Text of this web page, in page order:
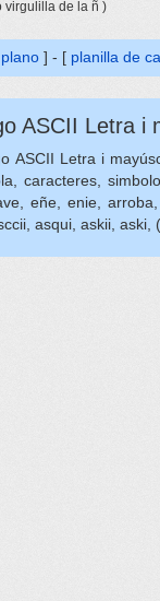
virgulilla de la ñ )
] - [ planilla de
ASCII Letra i
ASCII Letra i
caracteres,
eñe, enie,
asqui, askii, aski,